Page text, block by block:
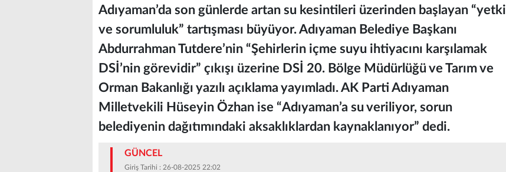
Adıyaman’da son günlerde artan su kesintileri üzerinden başlayan “yetki
ve sorumluluk” tartışması büyüyor. Adıyaman Belediye Başkanı
Abdurrahman Tutdere’nin “Şehirlerin içme suyu ihtiyacını karşılamak
DSİ’nin görevidir” çıkışı üzerine DSİ 20. Bölge Müdürlüğü ve Tarım ve
Orman Bakanlığı yazılı açıklama yayımladı. AK Parti Adıyaman
Milletvekili Hüseyin Özhan ise “Adıyaman’a su veriliyor, sorun
belediyenin dağıtımındaki aksaklıklardan kaynaklanıyor” dedi.
GÜNCEL
Giriş Tarihi : 26-08-2025 22:02